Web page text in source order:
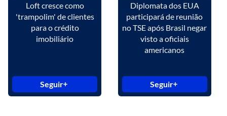
Loft cresce como
'trampolim' de clientes
para o crédito
imobiliário
Seguir
Diplomata dos EUA
participará de reunião
no TSE após Brasil negar
visto a oficiais
americanos
Seguir